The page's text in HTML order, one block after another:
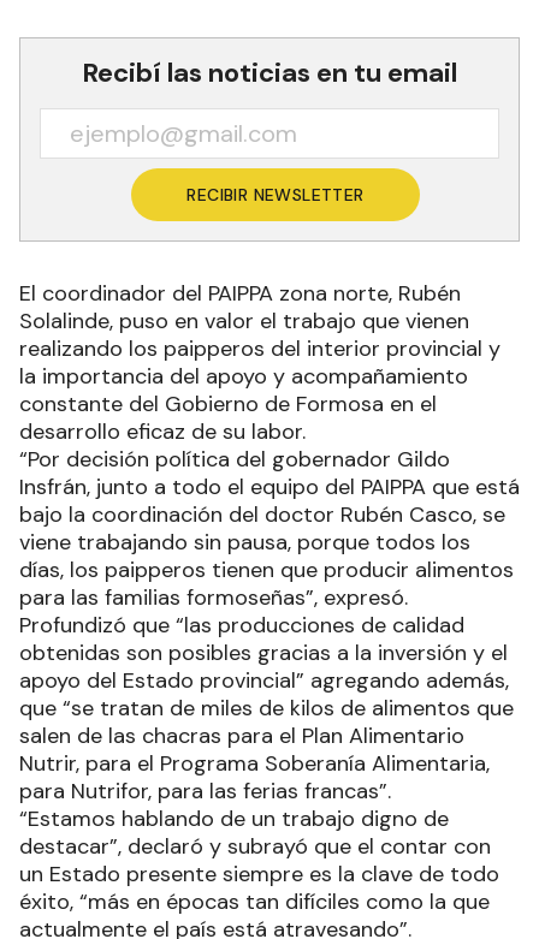
Recibí las noticias en tu email
RECIBIR NEWSLETTER
El coordinador del PAIPPA zona norte, Rubén
Solalinde, puso en valor el trabajo que vienen
realizando los paipperos del interior provincial y
la importancia del apoyo y acompañamiento
constante del Gobierno de Formosa en el
desarrollo eficaz de su labor.
“Por decisión política del gobernador Gildo
Insfrán, junto a todo el equipo del PAIPPA que está
bajo la coordinación del doctor Rubén Casco, se
viene trabajando sin pausa, porque todos los
días, los paipperos tienen que producir alimentos
para las familias formoseñas”, expresó.
Profundizó que “las producciones de calidad
obtenidas son posibles gracias a la inversión y el
apoyo del Estado provincial” agregando además,
que “se tratan de miles de kilos de alimentos que
salen de las chacras para el Plan Alimentario
Nutrir, para el Programa Soberanía Alimentaria,
para Nutrifor, para las ferias francas”.
“Estamos hablando de un trabajo digno de
destacar”, declaró y subrayó que el contar con
un Estado presente siempre es la clave de todo
éxito, “más en épocas tan difíciles como la que
actualmente el país está atravesando”.